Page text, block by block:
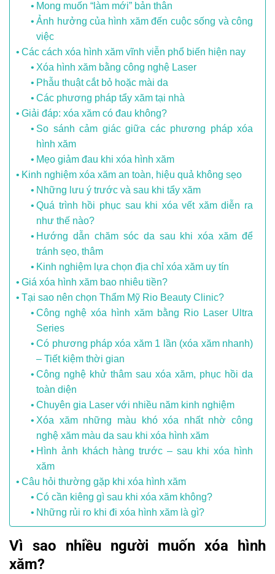
Mong muốn “làm mới” bản thân
Ảnh hưởng của hình xăm đến cuộc sống và công
việc
Các cách xóa hình xăm vĩnh viễn phổ biến hiện nay
Xóa hình xăm bằng công nghệ Laser
Phẫu thuật cắt bỏ hoặc mài da
Các phương pháp tẩy xăm tại nhà
Giải đáp: xóa xăm có đau không?
So sánh cảm giác giữa các phương pháp xóa
hình xăm
Mẹo giảm đau khi xóa hình xăm
Kinh nghiệm xóa xăm an toàn, hiệu quả không sẹo
Những lưu ý trước và sau khi tẩy xăm
Quá trình hồi phục sau khi xóa vết xăm diễn ra
như thế nào?
Hướng dẫn chăm sóc da sau khi xóa xăm để
tránh sẹo, thâm
Kinh nghiệm lựa chọn địa chỉ xóa xăm uy tín
Giá xóa hình xăm bao nhiêu tiền?
Tại sao nên chọn Thẩm Mỹ Rio Beauty Clinic?
Công nghệ xóa hình xăm bằng Rio Laser Ultra
Series
Có phương pháp xóa xăm 1 lần (xóa xăm nhanh)
– Tiết kiệm thời gian
Công nghệ khử thâm sau xóa xăm, phục hồi da
toàn diện
Chuyên gia Laser với nhiều năm kinh nghiệm
Xóa xăm những màu khó xóa nhất nhờ công
nghệ xăm màu da sau khi xóa hình xăm
Hình ảnh khách hàng trước – sau khi xóa hình
xăm
Câu hỏi thường gặp khi xóa hình xăm
Có cần kiêng gì sau khi xóa xăm không?
Những rủi ro khi đi xóa hình xăm là gì?
Vì sao nhiều người muốn xóa hình
xăm?